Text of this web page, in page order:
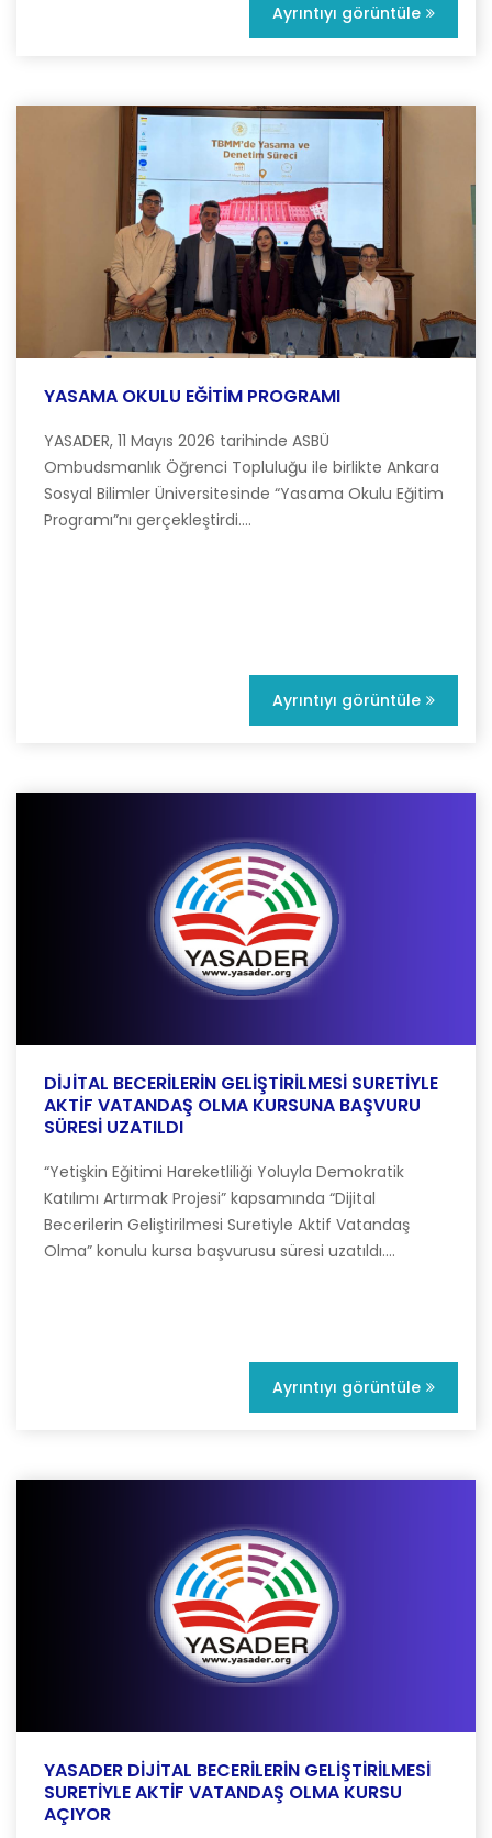
Ayrıntıyı görüntüle
YASAMA OKULU EĞİTİM PROGRAMI
YASADER, 11 Mayıs 2026 tarihinde ASBÜ
Ombudsmanlık Öğrenci Topluluğu ile birlikte Ankara
Sosyal Bilimler Üniversitesinde “Yasama Okulu Eğitim
Programı”nı gerçekleştirdi....
Ayrıntıyı görüntüle
DİJİTAL BECERİLERİN GELİŞTİRİLMESİ SURETİYLE
AKTİF VATANDAŞ OLMA KURSUNA BAŞVURU
SÜRESİ UZATILDI
“Yetişkin Eğitimi Hareketliliği Yoluyla Demokratik
Katılımı Artırmak Projesi” kapsamında “Dijital
Becerilerin Geliştirilmesi Suretiyle Aktif Vatandaş
Olma” konulu kursa başvurusu süresi uzatıldı....
Ayrıntıyı görüntüle
YASADER DİJİTAL BECERİLERİN GELİŞTİRİLMESİ
SURETİYLE AKTİF VATANDAŞ OLMA KURSU
AÇIYOR